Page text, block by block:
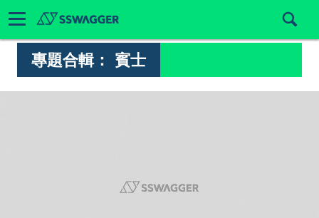
專題合輯： 賓士